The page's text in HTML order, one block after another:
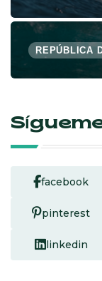
REPÚBLICA
facebook
pinterest
linkedin